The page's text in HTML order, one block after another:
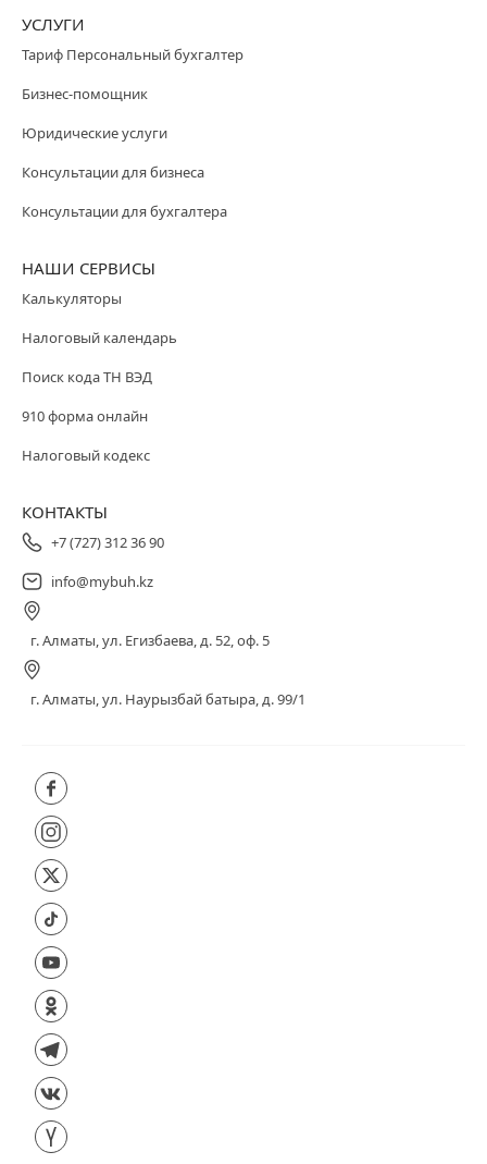
УСЛУГИ
Тариф Персональный бухгалтер
Бизнес-помощник
Юридические услуги
Консультации для бизнеса
Консультации для бухгалтера
НАШИ СЕРВИСЫ
Калькуляторы
Налоговый календарь
Поиск кода ТН ВЭД
910 форма онлайн
Налоговый кодекс
КОНТАКТЫ
+7 (727) 312 36 90
info@mybuh.kz
г. Алматы, ул. Егизбаева, д. 52, оф. 5
г. Алматы, ул. Наурызбай батыра, д. 99/1